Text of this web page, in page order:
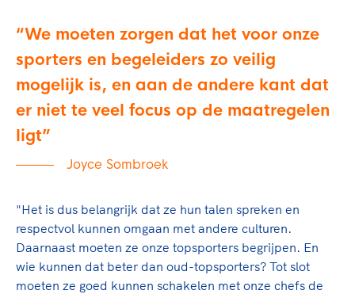
We moeten zorgen dat het voor onze
sporters en begeleiders zo veilig
mogelijk is, en aan de andere kant dat
er niet te veel focus op de maatregelen
ligt
Joyce Sombroek
"Het is dus belangrijk dat ze hun talen spreken en
respectvol kunnen omgaan met andere culturen.
Daarnaast moeten ze onze topsporters begrijpen. En
wie kunnen dat beter dan oud-topsporters? Tot slot
moeten ze goed kunnen schakelen met onze chefs de